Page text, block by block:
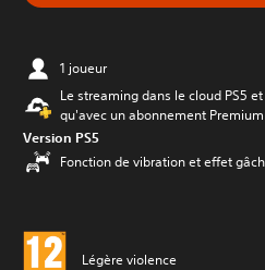
1 joueur
Le streaming dans le cloud PS5
qu'avec un abonnement Premium
Version PS5
Fonction de vibration et effet
Légère violence